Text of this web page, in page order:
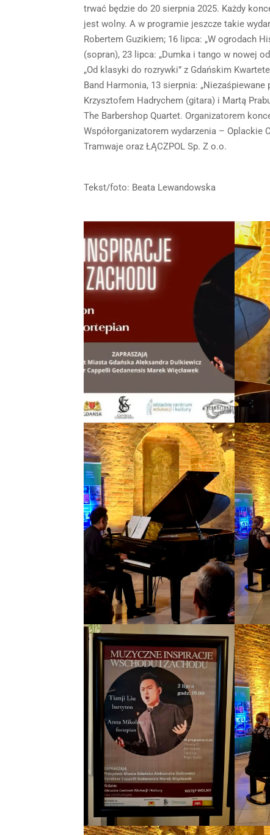
trwać będzie do 20 sierpnia 2025. Każdy
jest wolny. A w programie jeszcze takie
Robertem Guzikiem; 16 lipca: „W ogrodach
(sopran), 23 lipca: „Dumka i tango w nowej
„Od klasyki do rozrywki” z Gdańskim
Band Harmonia, 13 sierpnia:
Krzysztofem Hadrychem (gitara) i Martą
The Barbershop Quartet. Organizatorem
Współorganizatorem wydarzenia – Oplackie
Tramwaje oraz ŁĄCZPOL Sp. Z o.o.
Tekst/foto: Beata Lewandowska